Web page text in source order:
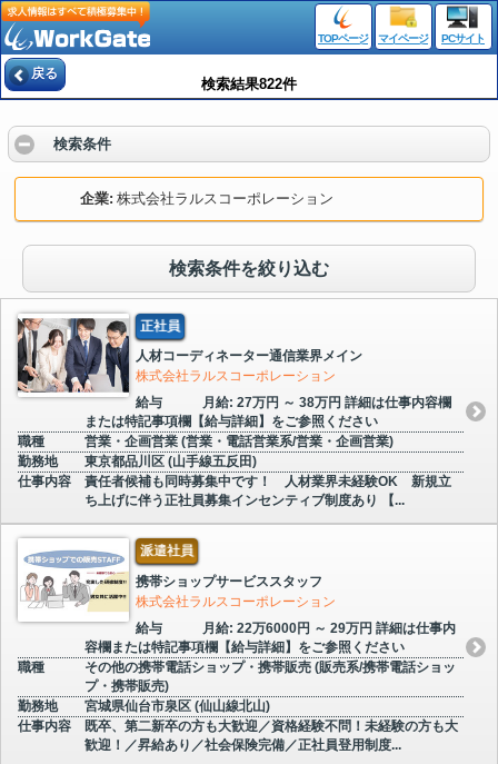
TOPページ マイページ PCサイト
戻る
検索結果822件
検索条件
企業 株式会社ラルスコーポレーション
検索条件を絞り込む
正社員
人材コーディネーター通信業界メイン
株式会社ラルスコーポレーション
給与
月給: 27万円 ～ 38万円 詳細は仕事内容欄
または特記事項欄【給与詳細】をご参照ください
職種
営業・企画営業 (営業・電話営業系/営業・企画営業)
勤務地
東京都品川区 (山手線五反田)
仕事内容
責任者候補も同時募集中です！ 人材業界未経験OK 新規立
ち上げに伴う正社員募集インセンティブ制度あり 【...
派遣社員
携帯ショップサービススタッフ
株式会社ラルスコーポレーション
給与
月給: 22万6000円 ～ 29万円 詳細は仕事内
容欄または特記事項欄【給与詳細】をご参照ください
職種
その他の携帯電話ショップ・携帯販売 (販売系/携帯電話ショッ
プ・携帯販売)
勤務地
宮城県仙台市泉区 (仙山線北山)
仕事内容
既卒、第二新卒の方も大歓迎／資格経験不問！未経験の方も大
歓迎！／昇給あり／社会保険完備／正社員登用制度...